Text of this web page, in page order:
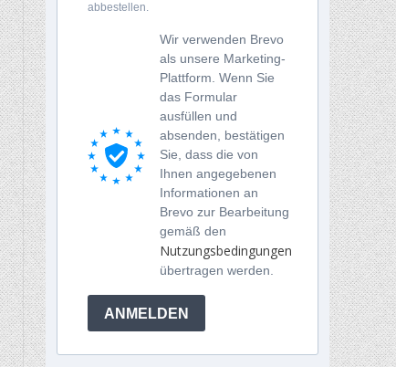
abbestellen.
Wir verwenden Brevo
als unsere Marketing-
Plattform. Wenn Sie
das Formular
ausfüllen und
absenden, bestätigen
Sie, dass die von
Ihnen angegebenen
Informationen an
Brevo zur Bearbeitung
gemäß den
Nutzungsbedingungen
übertragen werden.
ANMELDEN